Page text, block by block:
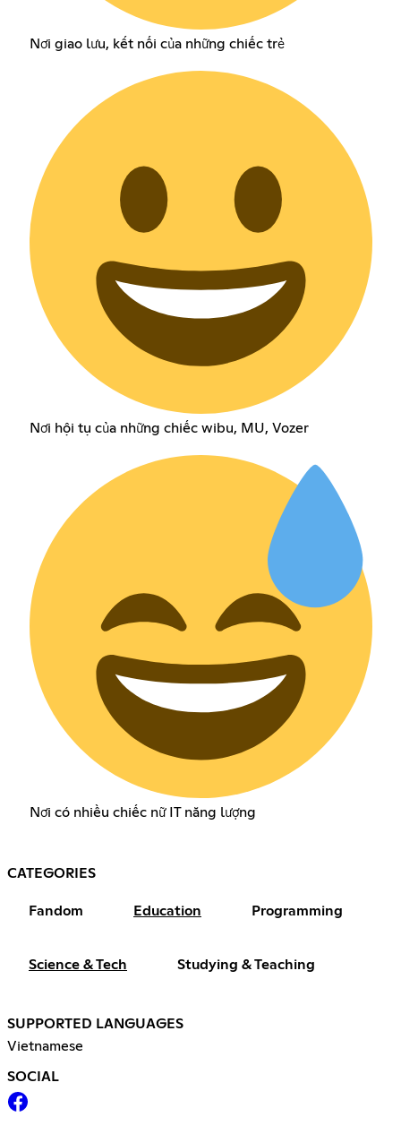
Nơi giao lưu, kết nối của những chiếc trẻ
Nơi hội tụ của những chiếc wibu, MU, Vozer
Nơi có nhiều chiếc nữ IT năng lượng
CATEGORIES
Fandom Education Programming
Science & Tech Studying & Teaching
SUPPORTED LANGUAGES
Vietnamese
SOCIAL